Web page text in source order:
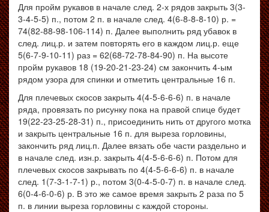
Для пройм рукавов в начале след. 2-х рядов закрыть 3(3-
3-4-5-5) п., потом 2 п. в начале след. 4(6-8-8-8-10) р. =
74(82-88-98-106-114) п. Далее выполнить ряд убавок в
след. лиц.р. и затем повторять его в каждом лиц.р. еще
5(6-7-9-10-11) раз = 62(68-72-78-84-90) п. На высоте
пройм рукавов 18 (19-20-21-23-24) см закончить 4-ым
рядом узора для спинки и отметить центральные 16 п.
Для плечевых скосов закрыть 4(4-5-6-6-6) п. в начале
ряда, провязать по рисунку пока на правой спице будет
19(22-23-25-28-31) п., присоединить нить от другого мотка
и закрыть центральные 16 п. для выреза горловины,
закончить ряд лиц.п. Далее вязать обе части раздельно и
в начале след. изн.р. закрыть 4(4-5-6-6-6) п. Потом для
плечевых скосов закрывать по 4(4-5-6-6-6) п. в начале
след. 1(7-3-1-7-1) р., потом 3(0-4-5-0-7) п. в начале след.
6(0-4-6-0-6) р. В это же самое время закрыть 2 раза по 5
п. в линии выреза горловины с каждой стороны.